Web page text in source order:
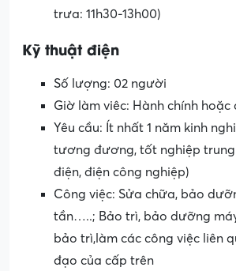
trưa: 11h30-13h00)
Kỹ thuật điện
Số lượng: 02 người
Giờ làm viêc: Hành chính hoặc
Yêu cầu: Ít nhất 1 năm kinh
tương đương, tốt nghiệp
điện, điện công nghiệp)
Công việc: Sửa chữa, bảo
tần…..; Bảo trì, bảo dưỡng
bảo trì,làm các công việc liên
đạo của cấp trên